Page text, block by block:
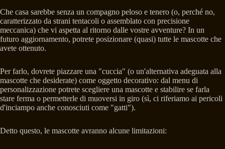
Che casa sarebbe senza un compagno peloso e tenero (o, perché no,
caratterizzato da strani tentacoli o assemblato con precisione
meccanica) che vi aspetta al ritorno dalle vostre avventure? In un
futuro aggiornamento, potrete posizionare (quasi) tutte le mascotte che
avete ottenuto.
Per farlo, dovrete piazzare una "cuccia" (o un'alternativa adeguata alla
mascotte che desiderate) come oggetto decorativo: dal menu di
personalizzazione potrete scegliere una mascotte e stabilire se farla
stare ferma o permetterle di muoversi in giro (sì, ci riferiamo ai pericoli
d'inciampo anche conosciuti come "gatti").
Detto questo, le mascotte avranno alcune limitazioni: